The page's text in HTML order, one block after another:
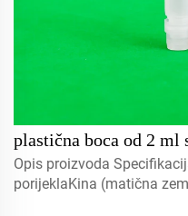
plastična boca od 2 ml
Opis proizvoda
porijeklaKina (matična
BOTTLEOznaka